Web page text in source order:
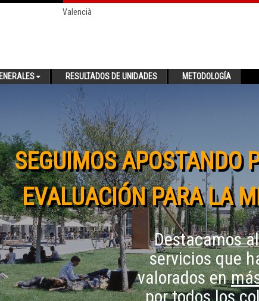
Valencià
RESULTADOS DE UNIDADES METODOLOGÍA
SEGUIMOS APOSTANDO
EVALUACIÓN PARA LA
Destacamos
servicios que
valorados en
por todos los